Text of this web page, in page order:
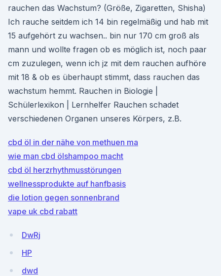
rauchen das Wachstum? (Größe, Zigaretten, Shisha)
Ich rauche seitdem ich 14 bin regelmäßig und hab mit
15 aufgehört zu wachsen.. bin nur 170 cm groß als
mann und wollte fragen ob es möglich ist, noch paar
cm zuzulegen, wenn ich jz mit dem rauchen aufhöre
mit 18 & ob es überhaupt stimmt, dass rauchen das
wachstum hemmt. Rauchen in Biologie |
Schülerlexikon | Lernhelfer Rauchen schadet
verschiedenen Organen unseres Körpers, z.B.
cbd öl in der nähe von methuen ma
wie man cbd ölshampoo macht
cbd öl herzrhythmusstörungen
wellnessprodukte auf hanfbasis
die lotion gegen sonnenbrand
vape uk cbd rabatt
DwRj
HP
dwd